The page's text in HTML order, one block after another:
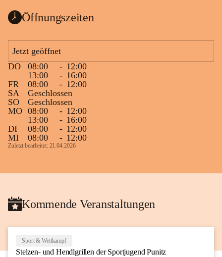
Das Gemeindeamt freut sich sehr über die
Spende >lesenswerter< Bücher und
vorsortiert in die Bücherzelle eingeräumt
werden können.
Gleichzeitig möchten wir uns bei all Jenen
sehr herzlich bedanken, die bereits viele
tolle Bücher spendiert haben.
Öffnungszeiten
Jetzt geöffnet
DO
08:00 - 12:00
13:00
- 16:00
FR
08:00 - 12:00
SA
Geschlossen
SO
Geschlossen
MO 08:00 - 12:00
13:00
- 16:00
DI
08:00 - 12:00
MI
08:00 - 12:00
Zuletzt bearbeitet: 21.04.2026
Kommende Veranstaltungen
Sport & Wettkampf
Stelzen- und Hendlgrillen der Sportjugend Punitz